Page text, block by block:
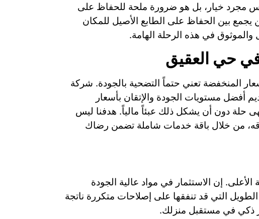
مجرد خيار، بل هو ضرورة ملحة للحفاظ على
يجمع بين الحفاظ على الطابع الأصيل للمكان
في هذه الرحلة الهامة.
حي العقيق
المنخفضة تعني حتماً التضحية بالجودة. شركة
أفضل مستويات الجودة والإتقان بأسعار
دون أن يشكل ذلك عبئاً مالياً. هدفنا ليس
من خلال باقة خدمات شاملة تضمن رضاك
إن الاستثمار في مواد عالية الجودة
التي قد تنفقها على إصلاحات متكررة ناتجة
ذكي في مستقبل منزلك.